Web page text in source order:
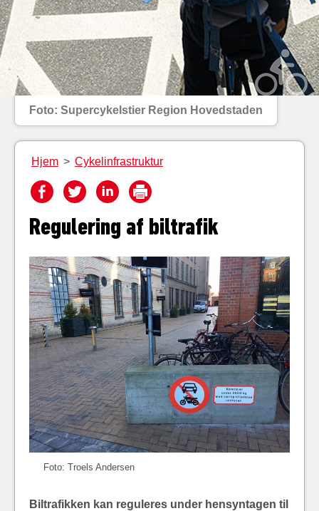
Foto: Supercykelstier Region Hovedstaden
Hjem > Cykelinfrastruktur
Regulering af biltrafik
Foto: Troels Andersen
Biltrafikken kan reguleres under hensyntagen til